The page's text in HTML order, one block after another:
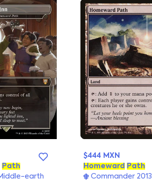
Path
earth
$444 MXN
Homeward
Path
Commander 2013